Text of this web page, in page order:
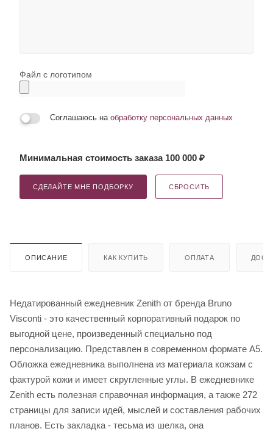
Файл с логотипом
Соглашаюсь на обработку персональных данных
Минимальная стоимость заказа 100 000 ₽
СДЕЛАЙТЕ МНЕ ПОДБОРКУ СБРОСИТЬ
ОПИСАНИЕ КАК КУПИТЬ ОПЛАТА
Недатированный ежедневник Zenith от бренда Bruno
Visconti - это качественный корпоративный подарок по
выгодной цене, произведенный специально под
персонализацию. Представлен в современном формате А5.
Обложка ежедневника выполнена из материала кожзам с
фактурой кожи и имеет скругленные углы. В ежедневнике
Zenith есть полезная справочная информация, а также 272
страницы для записи идей, мыслей и составления рабочих
планов. Есть закладка - тесьма из шелка, она